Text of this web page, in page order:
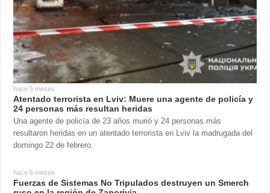
hace 5 meses
Atentado terrorista en Lviv: Muere una agente de policía y
24 personas más resultan heridas
Una agente de policía de 23 años murió y 24 personas más
resultaron heridas en un atentado terrorista en Lviv la madrugada del
domingo 22 de febrero.
hace 5 meses
Fuerzas de Sistemas No Tripulados destruyen un Smerch